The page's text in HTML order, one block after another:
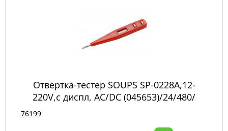
Отвертка-тестер SOUPS SP-0228А,12-
220V,с диспл, AC/DC (045653)/24/480/
76199